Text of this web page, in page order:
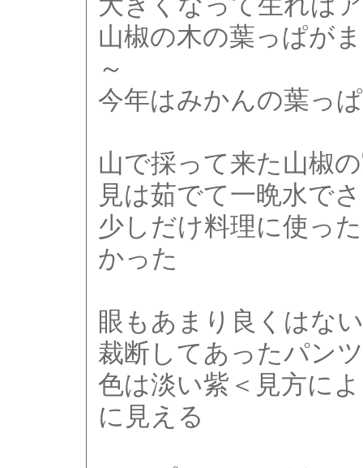
山椒の木の葉っぱが
～
今年はみかんの葉っ
山で採って来た山椒
見は茹でて一晩水で
少しだけ料理に使
かった
眼もあまり良くはな
裁断してあったパン
色は淡い紫＜見方に
に見える